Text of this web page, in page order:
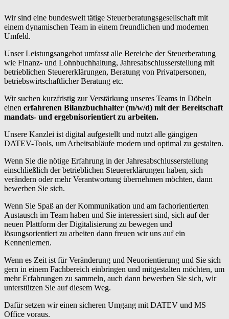
Wir sind eine bundesweit tätige Steuerberatungsgesellschaft mit
einem dynamischen Team in einem freundlichen und modernen
Umfeld.
Unser Leistungsangebot umfasst alle Bereiche der Steuerberatung
wie Finanz- und Lohnbuchhaltung, Jahresabschlusserstellung mit
betrieblichen Steuererklärungen, Beratung von Privatpersonen,
betriebswirtschaftlicher Beratung etc.
Wir suchen kurzfristig zur Verstärkung unseres Teams in Döbeln
einen erfahrenen Bilanzbuchhalter (m/w/d) mit der Bereitschaft
mandats- und ergebnisorientiert zu arbeiten.
Unsere Kanzlei ist digital aufgestellt und nutzt alle gängigen
DATEV-Tools, um Arbeitsabläufe modern und optimal zu gestalten.
Wenn Sie die nötige Erfahrung in der Jahresabschlusserstellung
einschließlich der betrieblichen Steuererklärungen haben, sich
verändern oder mehr Verantwortung übernehmen möchten, dann
bewerben Sie sich.
Wenn Sie Spaß an der Kommunikation und am fachorientierten
Austausch im Team haben und Sie interessiert sind, sich auf der
neuen Plattform der Digitalisierung zu bewegen und
lösungsorientiert zu arbeiten dann freuen wir uns auf ein
Kennenlernen.
Wenn es Zeit ist für Veränderung und Neuorientierung und Sie sich
gern in einem Fachbereich einbringen und mitgestalten möchten, um
mehr Erfahrungen zu sammeln, auch dann bewerben Sie sich, wir
unterstützen Sie auf diesem Weg.
Dafür setzen wir einen sicheren Umgang mit DATEV und MS
Office voraus.